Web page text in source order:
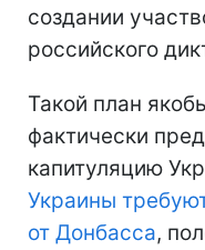
создании
российского
Такой план
фактически
капитуляцию
Украины
от Донбасса,